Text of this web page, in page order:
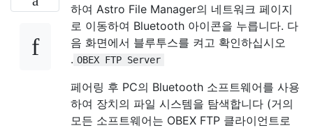
하여 Astro File Manager의 네트워크 페이지
로 이동하여 Bluetooth 아이콘을 누릅니다. 다
음 화면에서 블루투스를 켜고 확인하십시오
. OBEX FTP Server
페어링 후 PC의 Bluetooth 소프트웨어를 사용
하여 장치의 파일 시스템을 탐색합니다 (거의
모든 소프트웨어는 OBEX FTP 클라이언트로